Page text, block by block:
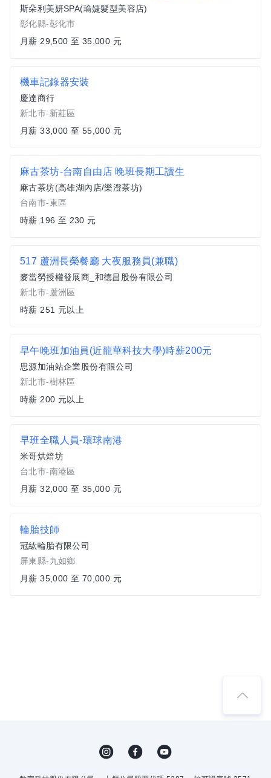
斯朵利美妍SPA(瑜婕髮型美容店)
彰化縣-彰化市
月薪 29,500 至 35,000 元
機車記錄器安裝
慶達商行
新北市-新莊區
月薪 33,000 至 55,000 元
麻古茶坊-台南自由店 晚班長期工讀生
麻古茶坊(高雄湖內店/樂澄茶坊)
台南市-東區
時薪 196 至 230 元
517 蘆洲長榮餐廳 大夜服務員(兼職)
麥當勞授權發展商_和德昌股份有限公司
新北市-蘆洲區
時薪 251 元以上
早午晚班加油員(近龍華科技大學)時薪200元
思源加油站企業股份有限公司
新北市-樹林區
時薪 200 元以上
早班全職人員-環球南港
米哥烘焙坊
台北市-南港區
月薪 32,000 至 35,000 元
輪胎技師
冠紘輪胎有限公司
屏東縣-九如鄉
月薪 35,000 至 70,000 元